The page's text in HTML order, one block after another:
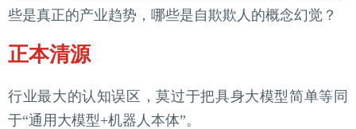
些是真正的产业趋势，哪些是自欺欺人的概念幻觉？
正本清源
行业最大的认知误区，莫过于把具身大模型简单等同
于“通用大模型+机器人本体”。